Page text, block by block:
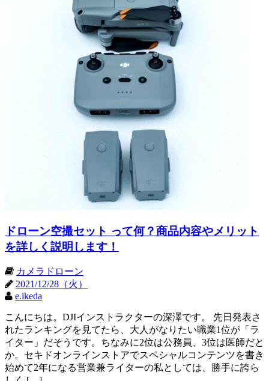
ドローン空撮セット って何？商品内容やメリット
を詳しく説明します！
カメラドローン
2021/12/28（火）
e.ikeda
こんにちは。DJIインストラクターの深澤です。 先日発表さ
れたランキングを見てたら、大人がなりたい職業1位が「ラ
イター」だそうです。ちなみに2位は公務員、3位は医師だと
か。セキドオンラインストアでスペシャルコンテンツを書き
始めて2年になる営業兼ライターの私としては、勝手に誇ら